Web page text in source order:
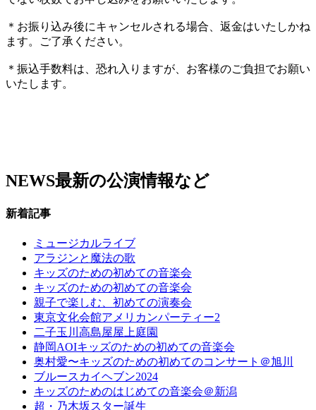
＊お振り込み後にキャンセルされる場合、返金はいたしかね
ます。ご了承ください。
＊振込手数料は、恐れ入りますが、お客様のご負担でお願い
いたします。
NEWS最新の公演情報など
新着記事
ミュージカルライブ
アラジンと魔法の歌
キッズのための初めての音楽会
キッズのための初めての音楽会
親子で楽しむ、初めての演奏会
東京文化会館アメリカンパーティー2
二子玉川高島屋屋上庭園
静岡AOIキッズのための初めての音楽会
奥村愛〜キッズのための初めてのコンサート＠旭川
ブルースカイヘブン2024
キッズのためのはじめての音楽会＠新潟
超・乃木坂スター誕生